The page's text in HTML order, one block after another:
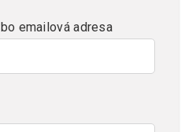
emailová adresa